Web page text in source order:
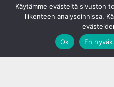
Käytämme evästeitä sivuston
liikenteen analysoinnissa.
Ok
En